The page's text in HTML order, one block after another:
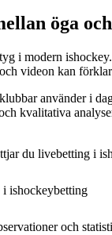
öga
i modern
videon kan
använder i
kvalitativa
du livebetting i
i ishockeybetting
och